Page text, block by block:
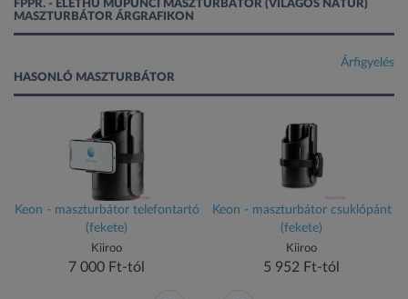
FPPR. - ÉLETHŰ MŰPUNCI MASZTURBÁTOR (VILÁGOS NATÚR)
MASZTURBÁTOR ÁRGRAFIKON
Árfigyelés
HASONLÓ MASZTURBÁTOR
Keon - maszturbátor telefontartó
(fekete)
Kiiroo
7 000 Ft-tól
Keon - maszturbátor csuklópánt
(fekete)
Kiiroo
5 952 Ft-tól